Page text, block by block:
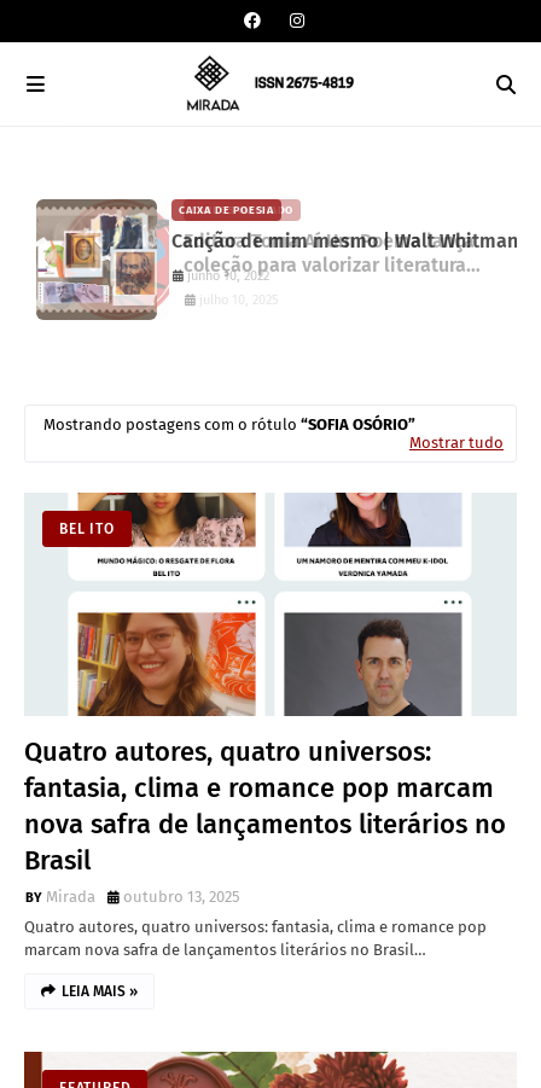
CARLOS MACHADO
Editora Toma Aí Um Poema lança
coleção para valorizar literatura
paranaense
julho 10, 2025
CAIXA DE POESIA
Canção de mim mesmo | Walt Whitman
junho 10, 2022
Mostrando postagens com o rótulo
SOFIA OSÓRIO
Mostrar tudo
BEL ITO
Quatro autores, quatro universos:
fantasia, clima e romance pop marcam
nova safra de lançamentos literários no
Brasil
Mirada
outubro 13, 2025
Quatro autores, quatro universos: fantasia, clima e romance pop
marcam nova safra de lançamentos literários no Brasil…
LEIA MAIS »